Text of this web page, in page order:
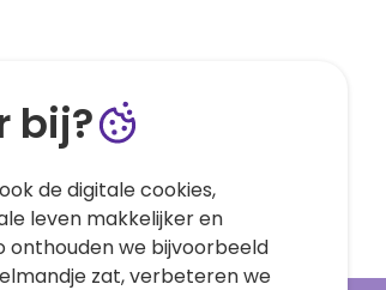
bij?
de digitale cookies,
leven makkelijker en
onthouden we bijvoorbeeld
zat, verbeteren we